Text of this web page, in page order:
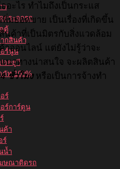
ว
กระจกรถ
ตู้
กสินค้า
ร์นูน
อตยูวี
คัท 100%
ร์
ร์การ์ตูน
ค้า
ร์
น้ำ
ษณาติดรถ
อะไร ทำไมถึงเป็นกระแส
พิ่มยอดขาย เป็นเรื่องที่เกิดขึ้น
นค้าที่เป็นมิตรกับสิ่งแวดล้อม
าออนไลน์ แต่ยังไม่รู้ว่าจะ
นวทางน่าสนใจ จะผลิตสินค้า
ชั่วโมง หรือเป็นการจ้างทำ